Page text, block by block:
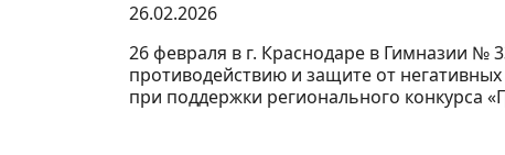
26.02.2026
26 февраля в г. Краснодаре в Гимназии №
противодействию и защите от
при поддержки регионального конкурса